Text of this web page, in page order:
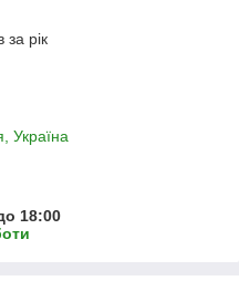
за рік
Україна
18:00